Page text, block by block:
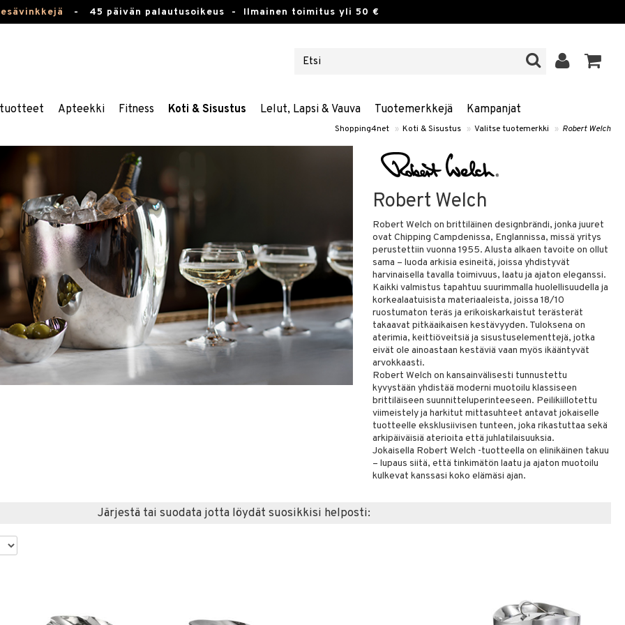
- 45 päivän palautusoikeus - Ilmainen toimitus yli 50 €
Apteekki Fitness Koti & Sisustus Lelut, Lapsi & Vauva Tuotemerkkejä Kampanjat
Shopping4net » Koti & Sisustus » Valitse tuotemerkki » Robert Welch
Robert Welch
Robert Welch on brittiläinen designbrändi, jonka juuret
ovat Chipping Campdenissa, Englannissa, missä yritys
perustettiin vuonna 1955. Alusta alkaen tavoite on ollut
sama – luoda arkisia esineitä, joissa yhdistyvät
harvinaisella tavalla toimivuus, laatu ja ajaton eleganssi.
Kaikki valmistus tapahtuu suurimmalla huolellisuudella ja
korkealaatuisista materiaaleista, joissa 18/10
ruostumaton teräs ja erikoiskarkaistut terästerät
takaavat pitkäaikaisen kestävyyden. Tuloksena on
aterimia, keittiöveitsiä ja sisustuselementtejä, jotka
eivät ole ainoastaan kestäviä vaan myös ikääntyvät
arvokkaasti.
Robert Welch on kansainvälisesti tunnustettu
kyvystään yhdistää moderni muotoilu klassiseen
brittiläiseen suunnitteluperinteeseen. Peilikiillotettu
viimeistely ja harkitut mittasuhteet antavat jokaiselle
tuotteelle eksklusiivisen tunteen, joka rikastuttaa sekä
arkipäiväisiä aterioita että juhlatilaisuuksia.
Jokaisella Robert Welch -tuotteella on elinikäinen takuu
– lupaus siitä, että tinkimätön laatu ja ajaton muotoilu
kulkevat kanssasi koko elämäsi ajan.
Järjestä tai suodata jotta löydät suosikkisi helposti: